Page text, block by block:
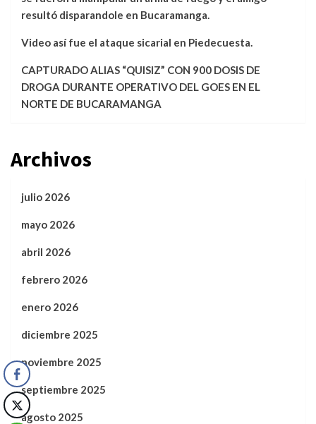
resultó disparandole en Bucaramanga.
Video así fue el ataque sicarial en Piedecuesta.
CAPTURADO ALIAS “QUISIZ” CON 900 DOSIS DE
DROGA DURANTE OPERATIVO DEL GOES EN EL
NORTE DE BUCARAMANGA
Archivos
julio 2026
mayo 2026
abril 2026
febrero 2026
enero 2026
diciembre 2025
noviembre 2025
septiembre 2025
agosto 2025